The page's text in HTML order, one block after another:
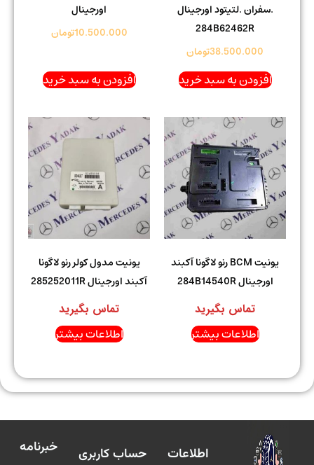
.سفران .لتیتود اورجینال
284B62462R
38.500.000تومان
افزودن به سبد خرید
اورجینال
10.500.000تومان
افزودن به سبد خرید
یونیت BCM رنو لاگونا آکبند
اورجینال 284B14540R
تماس بگیرید
اطلاعات بیشتر
یونیت مدول کولر رنو لاگونا
آکبند اورجینال 285252011R
تماس بگیرید
اطلاعات بیشتر
اطلاعات
حساب کاربری
خبرنامه